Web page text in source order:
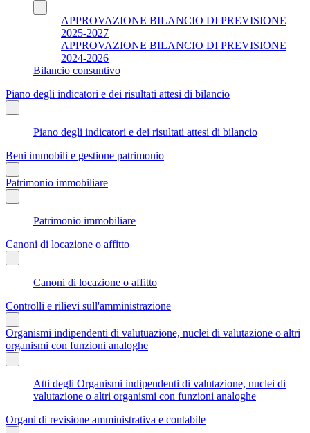
APPROVAZIONE BILANCIO DI PREVISIONE
2025-2027
APPROVAZIONE BILANCIO DI PREVISIONE
2024-2026
Bilancio consuntivo
Piano degli indicatori e dei risultati attesi di bilancio
Piano degli indicatori e dei risultati attesi di bilancio
Beni immobili e gestione patrimonio
Patrimonio immobiliare
Patrimonio immobiliare
Canoni di locazione o affitto
Canoni di locazione o affitto
Controlli e rilievi sull'amministrazione
Organismi indipendenti di valutuazione, nuclei di valutazione o altri
organismi con funzioni analoghe
Atti degli Organismi indipendenti di valutazione, nuclei di
valutazione o altri organismi con funzioni analoghe
Organi di revisione amministrativa e contabile